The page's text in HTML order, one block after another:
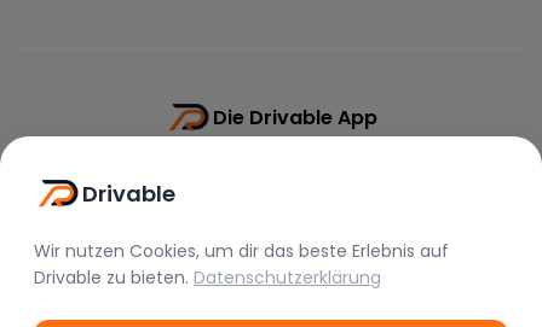
Die Drivable App
Drivable
Wir nutzen Cookies, um dir das beste Erlebnis auf
Drivable zu bieten. Datenschutzerklärung